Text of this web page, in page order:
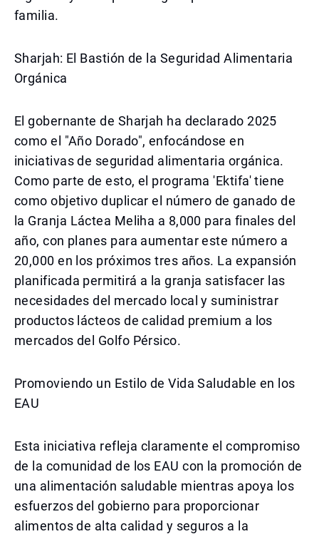
familia.
Sharjah: El Bastión de la Seguridad Alimentaria
Orgánica
El gobernante de Sharjah ha declarado 2025
como el "Año Dorado", enfocándose en
iniciativas de seguridad alimentaria orgánica.
Como parte de esto, el programa 'Ektifa' tiene
como objetivo duplicar el número de ganado de
la Granja Láctea Meliha a 8,000 para finales del
año, con planes para aumentar este número a
20,000 en los próximos tres años. La expansión
planificada permitirá a la granja satisfacer las
necesidades del mercado local y suministrar
productos lácteos de calidad premium a los
mercados del Golfo Pérsico.
Promoviendo un Estilo de Vida Saludable en los
EAU
Esta iniciativa refleja claramente el compromiso
de la comunidad de los EAU con la promoción de
una alimentación saludable mientras apoya los
esfuerzos del gobierno para proporcionar
alimentos de alta calidad y seguros a la